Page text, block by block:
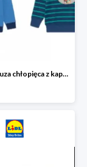
LUPILU® Bluza chłopięca z kapturem